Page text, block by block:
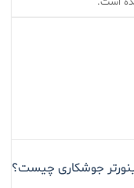
جوشکاری چیست؟